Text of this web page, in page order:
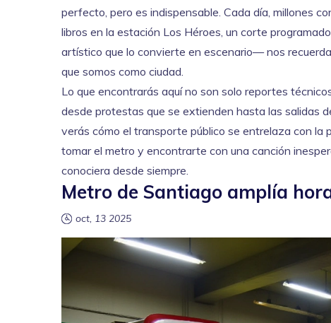
perfecto, pero es indispensable. Cada día, millones
libros en la estación Los Héroes, un corte
artístico que lo convierte en escenario— nos
que somos como ciudad.
Lo que encontrarás aquí no son solo reportes
desde protestas que se extienden hasta las salidas
verás cómo el transporte público se entrelaza con la
tomar el metro y encontrarte con una canción
conociera desde siempre.
Metro de Santiago amplía
oct, 13 2025